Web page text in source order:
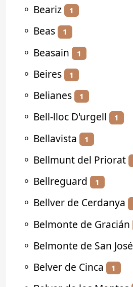
⚬ Beariz 1
⚬ Beas 1
⚬ Beasain 1
⚬ Beires 1
⚬ Belianes 1
⚬ Bell-lloc D'urgell 1
⚬ Bellavista 1
⚬ Bellmunt del Priorat
⚬ Bellreguard 1
⚬ Bellver de Cerdanya
⚬ Belmonte de Gracián
⚬ Belmonte de San José
⚬ Belver de Cinca 1